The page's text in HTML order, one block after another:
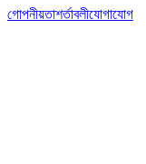
গোপনীয়তাশর্তাবলীযোগাযোগ